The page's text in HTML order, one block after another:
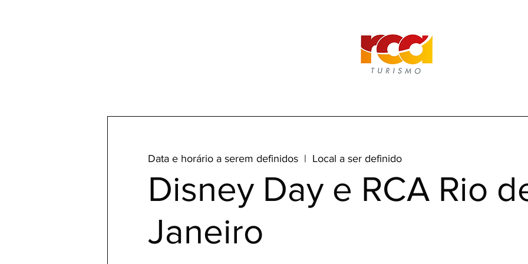
Data e horário a serem definidos
  |
Local a ser definido
Disney Day e RCA Rio
Janeiro